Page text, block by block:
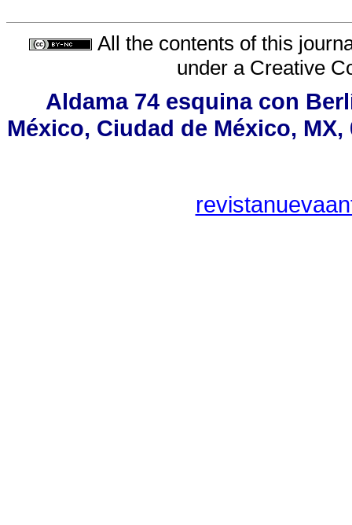
All the contents of this
under a Creative
Aldama 74 esquina con
México, Ciudad de México, MX,